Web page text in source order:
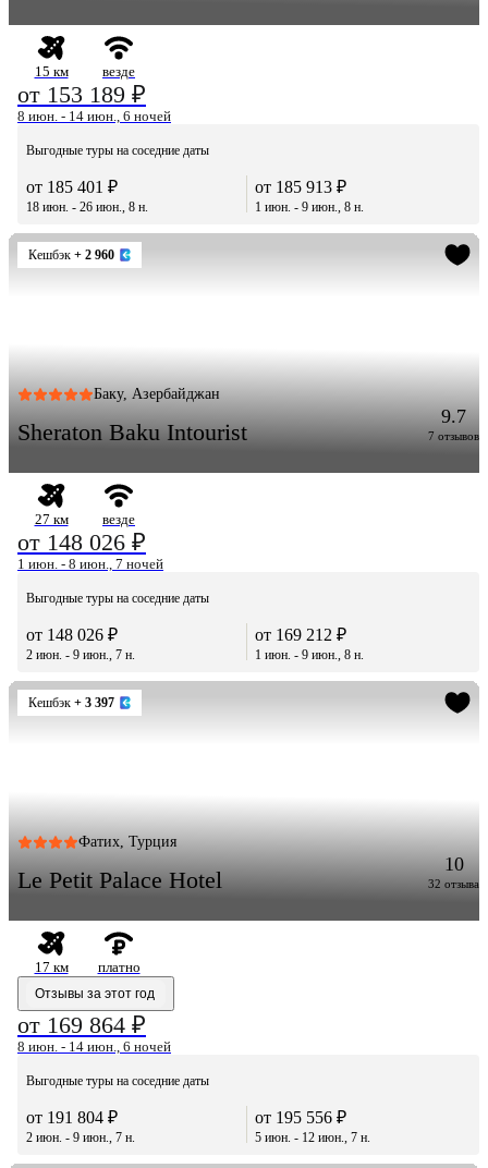
15 км везде
от 153 189 ₽
8 июн. - 14 июн., 6 ночей
Выгодные туры на соседние даты
от 185 401 ₽
18 июн. - 26 июн., 8 н.
от 185 913 ₽
1 июн. - 9 июн., 8 н.
Кешбэк + 2 960
Баку, Азербайджан
Sheraton Baku Intourist
9.7
7 отзывов
27 км везде
от 148 026 ₽
1 июн. - 8 июн., 7 ночей
Выгодные туры на соседние даты
от 148 026 ₽
2 июн. - 9 июн., 7 н.
от 169 212 ₽
1 июн. - 9 июн., 8 н.
Кешбэк + 3 397
Фатих, Турция
Le Petit Palace Hotel
10
32 отзыва
17 км
платно
Отзывы за этот год
от 169 864 ₽
8 июн. - 14 июн., 6 ночей
Выгодные туры на соседние даты
от 191 804 ₽
2 июн. - 9 июн., 7 н.
от 195 556 ₽
5 июн. - 12 июн., 7 н.